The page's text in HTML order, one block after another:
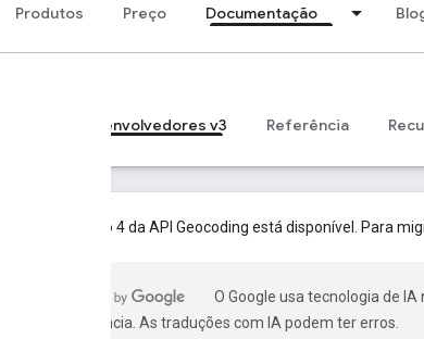
Produtos Preço Documentação
Guias para desenvolvedores v3 Referência
A versão 4 da API Geocoding está disponível. Para
O Google usa tecnologia de
preferência. As traduções com IA podem ter erros.